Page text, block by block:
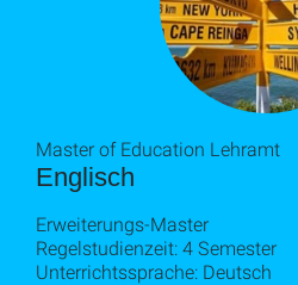
Englisch
Master of Education Lehramt
Erweiterungs-Master
Regelstudienzeit: 4 Semester
Unterrichtssprache: Deutsch